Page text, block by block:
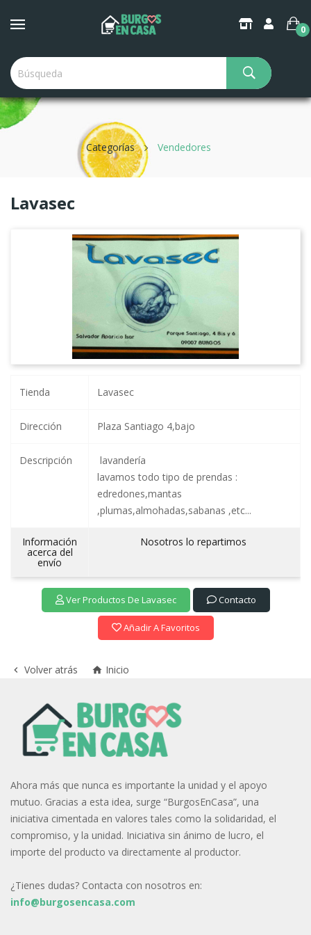
0
Categorías Vendedores
Lavasec
Tienda Lavasec
Dirección Plaza Santiago 4,bajo
Descripción
lavandería
lavamos todo tipo de prendas :
edredones,mantas
,plumas,almohadas,sabanas ,etc...
Información
acerca del
envío
Nosotros lo repartimos
Ver Productos De Lavasec Contacto
Añadir A Favoritos
 Volver atrás  Inicio
Ahora más que nunca es importante la unidad y el apoyo
mutuo. Gracias a esta idea, surge “BurgosEnCasa”, una
iniciativa cimentada en valores tales como la solidaridad, el
compromiso, y la unidad. Iniciativa sin ánimo de lucro, el
importe del producto va directamente al productor.
¿Tienes dudas? Contacta con nosotros en:
info@burgosencasa.com
Create Wishlist ×
Wishlist name
Cancel